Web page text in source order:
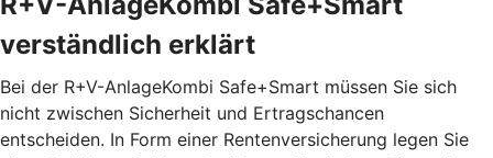
verständlich erklärt
Bei der R+V-AnlageKombi Safe+Smart müssen Sie sich
nicht zwischen Sicherheit und Ertragschancen
entscheiden. In Form einer Rentenversicherung legen Sie